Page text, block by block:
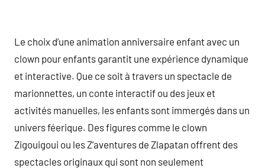
Le choix d’une animation anniversaire enfant avec un
clown pour enfants garantit une expérience dynamique
et interactive. Que ce soit à travers un spectacle de
marionnettes, un conte interactif ou des jeux et
activités manuelles, les enfants sont immergés dans un
univers féerique. Des figures comme le clown
Zigouigoui ou les Z’aventures de Zlapatan offrent des
spectacles originaux qui sont non seulement